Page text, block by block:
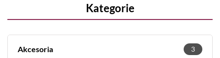
Kategorie
Akcesoria 3